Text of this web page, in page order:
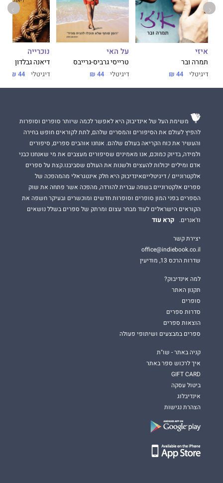
איזי
תמרה ובר
דיגיטלי 44 ₪
על האי
טרייסי גרביס-גרייבס
דיגיטלי 44 ₪
נוכרייה
דיאנה גבלדון
דיגיטלי 44 ₪
משימת העל של אינדיבוק היא לאפשר לכמה שיותר סופרים וסופרות
להפיץ לעולם את הסיפורים והמסרים שלהם, לתת לקוראים חופש בחירה
והעשיר את כוח הקריאה בעולם שלהם. אנחנו אוהבים ספרים, סיפורים
ולמידה, בדיוק כמוכם, אנו מאמינים שסיפורים מעצבים את מי שאנחנו כבני
אדם ומילים יכולות להעצים ולשנות את העולם שסביבנו.קצת על ספרים
אלקטרוניים / דיגיטלייםאינדיבוק היא חלק אינטגראלי מהמהפכה של
ספרים אלקטרוניים בשפה עברית להורדה, מהפכה אשר פתחה את שוק
הספרים בפני המון סופרים וסופרות חדשים ומוכשרים ובעיקר חשפה את
הקוראים הישראלים לעוד מבחר עצום ומרתק של ספרים בשלל נושאים
וז'אנרים.
קרא עוד
יצירת קשר
office@indiebook.co.il
שדרות הרכס 13, מודיעין
למה אינדיבוק?
תקנון האתר
סופרים
סדרות ספרים
הוצאות ספרים
ספרים במבצעים ושיתופי פעולה
קניה באתר - שו"ת
איך לרכוש ספר באתר
GIFT CARD
ביטול עסקה
אינדיבלוג
הצהרת נגישות